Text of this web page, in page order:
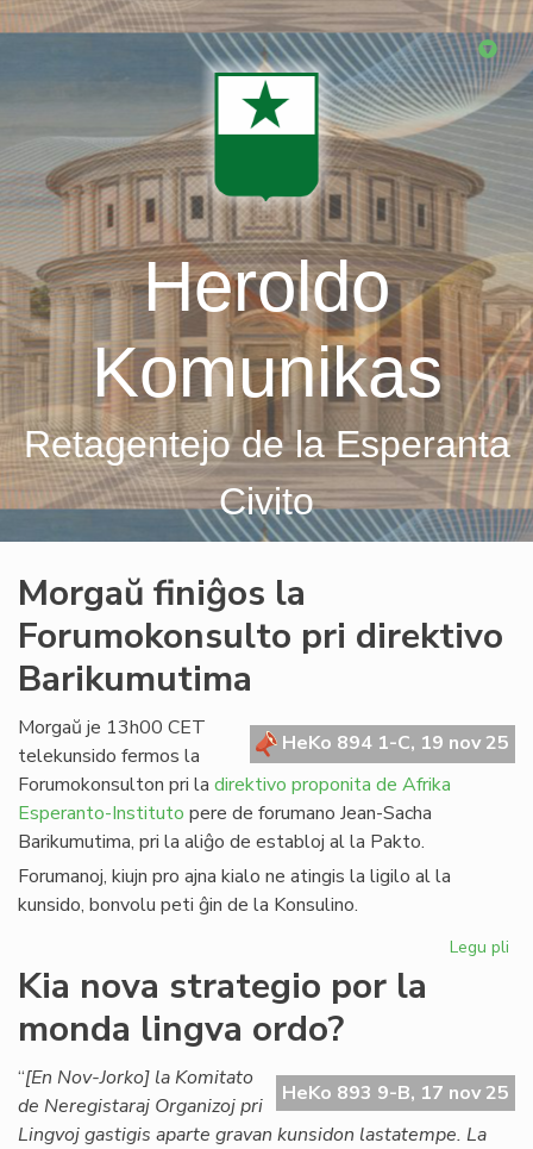
Skip
Heroldo
Komunikas
Retagentejo de la Esperanta
Civito
Morgaŭ finiĝos la
Forumokonsulto pri direktivo
Barikumutima
HeKo 894 1-C, 19 nov 25
Morgaŭ je 13h00 CET
telekunsido fermos la
Forumokonsulton pri la direktivo proponita de Afrika
Esperanto-Instituto pere de forumano Jean-Sacha
Barikumutima, pri la aliĝo de establoj al la Pakto.
Forumanoj, kiujn pro ajna kialo ne atingis la ligilo al la
kunsido, bonvolu peti ĝin de la Konsulino.
Legu pli
pri
Kia nova strategio por la
monda lingva ordo?
HeKo 893 9-B, 17 nov 25
“[En Nov-Jorko] la Komitato
de Neregistaraj Organizoj pri
Lingvoj gastigis aparte gravan kunsidon lastatempe. La